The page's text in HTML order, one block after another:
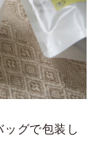
グで包装し